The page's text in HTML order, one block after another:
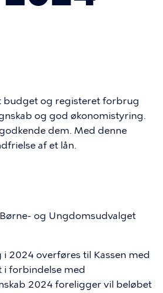
budget og registeret forbrug
og god økonomistyring.
dem. Med denne
af et lån.
og Ungdomsudvalget
2024 overføres til Kassen med
i forbindelse med
2024 foreligger vil beløbet